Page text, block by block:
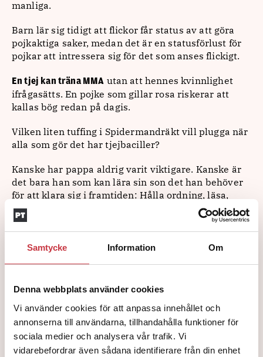
Samtycke Information Om
Denna webbplats använder cookies
Vi använder cookies för att anpassa innehållet och
annonserna till användarna, tillhandahålla funktioner för
sociala medier och analysera vår trafik. Vi
vidarebefordrar även sådana identifierare från din enhet
manliga.
Barn lär sig tidigt att flickor får status av att göra
pojkaktiga saker, medan det är en statusförlust för
pojkar att intressera sig för det som anses flickigt.
En tjej kan träna MMA utan att hennes kvinnlighet
ifrågasätts. En pojke som gillar rosa riskerar att
kallas bög redan på dagis.
Vilken liten tuffing i Spidermandräkt vill plugga när
alla som gör det har tjejbaciller?
Kanske har pappa aldrig varit viktigare. Kanske är
det bara han som kan lära sin son det han behöver
för att klara sig i framtiden: Hålla ordning, läsa,
skriva, kommunicera och hantera relationer.
Alternativet? Visst kan vi fortsätta låta pojkar
underprestera med ursäkten att ”pojkar är pojkar”.
Text: Kim Wadström
Redaktör och skribent, publicerad i bland annat